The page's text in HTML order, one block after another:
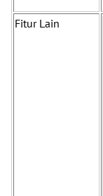
Fitur Lain